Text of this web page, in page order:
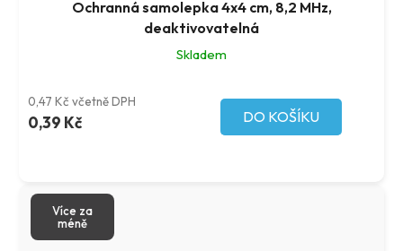
Ochranná samolepka 4x4 cm, 8,2 MHz,
deaktivovatelná
Skladem
0,47 Kč včetně DPH
0,39 Kč DO KOŠÍKU
Více za
méně